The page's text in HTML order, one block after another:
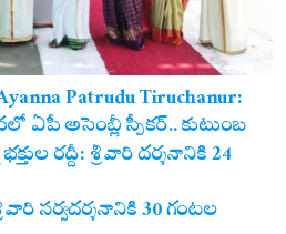
Patrudu Tiruchanur:
ఏపీ అసెంబ్లీ స్పీకర్.. కుటుంబ
రద్దీ: శ్రీవారి దర్శనానికి 24
సర్వదర్శనానికి 30 గంటల